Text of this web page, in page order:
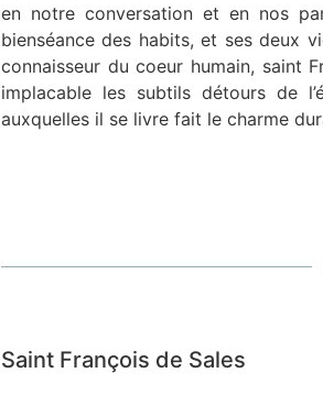
en notre conversation et en nos
bienséance des habits, et ses deux
connaisseur du coeur humain, saint
implacable les subtils détours de
auxquelles il se livre fait le charme
Saint François de Sales